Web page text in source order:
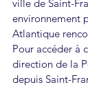
ville de Saint-
environnement
Atlantique
Pour accéder à
direction de la
depuis Saint-